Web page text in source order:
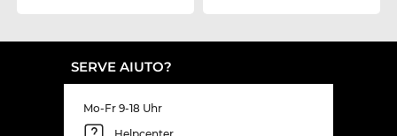
SERVE AIUTO?
Mo-Fr 9-18 Uhr